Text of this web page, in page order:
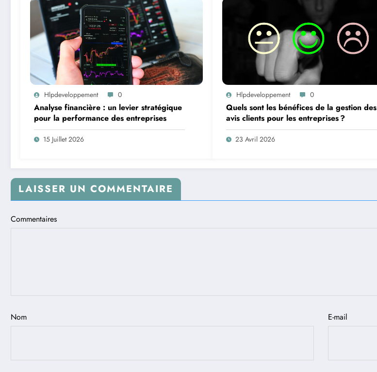
Hlpdeveloppement 0
Analyse financière : un levier stratégique
pour la performance des entreprises
15 Juillet 2026
Hlpdeveloppement 0
Quels sont les bénéfices de la gestion des
avis clients pour les entreprises ?
23 Avril 2026
LAISSER UN COMMENTAIRE
Commentaires
Nom E-mail